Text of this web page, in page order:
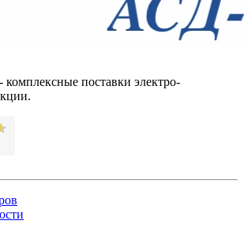
поставки электро-